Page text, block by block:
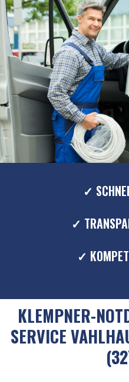
✓
✓
✓
KLEMPNER-
SERVICE